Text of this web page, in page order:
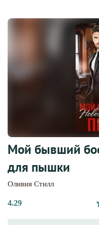
Мой бывший
для пышки
Оливия Стилл
4.29